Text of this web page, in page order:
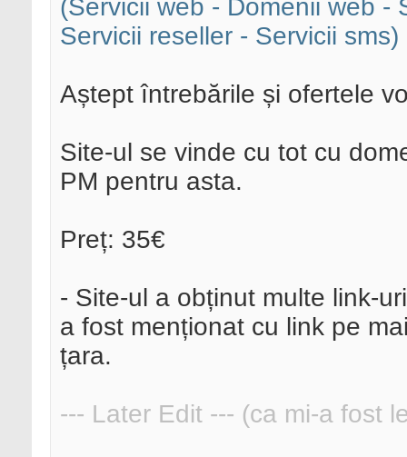
(Servicii web - Domenii web -
Servicii reseller - Servicii sms)
Aștept întrebările și ofertele
Site-ul se vinde cu tot cu
PM pentru asta.
Preț: 35€
- Site-ul a obținut multe link-
a fost menționat cu link pe
țara.
--- Later Edit --- (ca mi-a fost